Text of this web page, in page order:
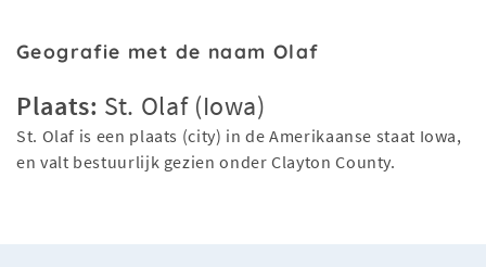
Geografie met de naam Olaf
Plaats: St. Olaf (Iowa)
St. Olaf is een plaats (city) in de Amerikaanse staat Iowa,
en valt bestuurlijk gezien onder Clayton County.